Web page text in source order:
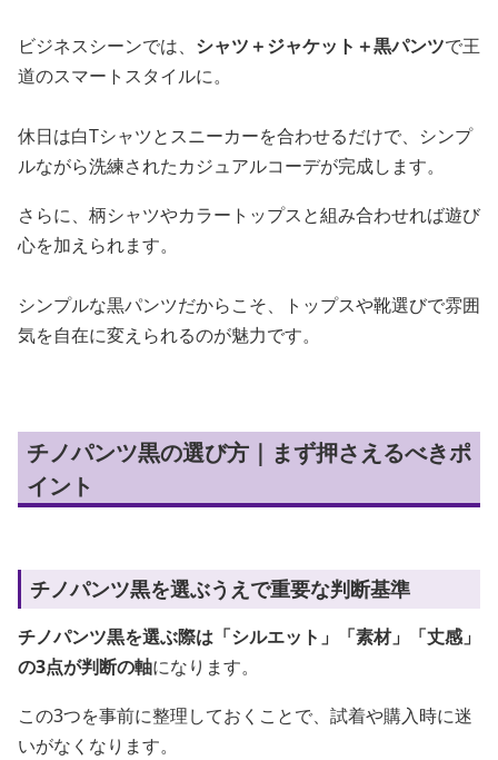
ビジネスシーンでは、 シャツ＋ジャケット＋黒パンツで王
道のスマートスタイルに。
休日は白Tシャツとスニーカーを合わせるだけで、シンプ
ルながら洗練されたカジュアルコーデが完成します。
さらに、柄シャツやカラートップスと組み合わせれば遊び
心を加えられます。
シンプルな黒パンツだからこそ、トップスや靴選びで雰囲
気を自在に変えられるのが魅力です。
チノパンツ黒の選び方｜まず押さえるべきポ
イント
チノパンツ黒を選ぶうえで重要な判断基準
チノパンツ黒を選ぶ際は「シルエット」「素材」「丈感」
の3点が判断の軸になります。
この3つを事前に整理しておくことで、試着や購入時に迷
いがなくなります。